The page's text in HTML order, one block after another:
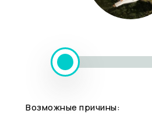
Возможные причины: